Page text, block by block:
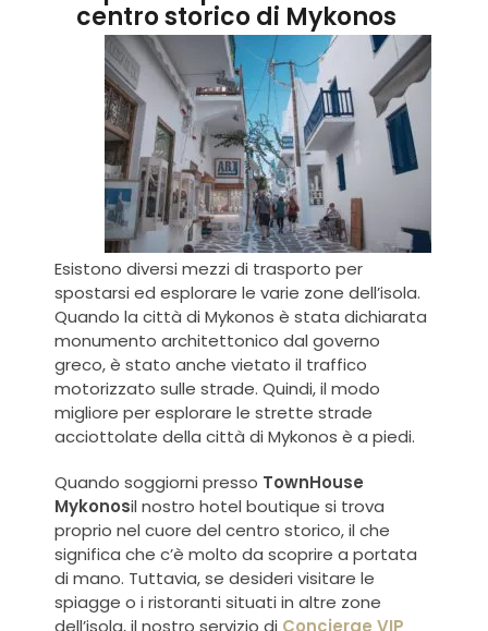
centro storico di Mykonos
Esistono diversi mezzi di trasporto per
spostarsi ed esplorare le varie zone dell’isola.
Quando la città di Mykonos è stata dichiarata
monumento architettonico dal governo
greco, è stato anche vietato il traffico
motorizzato sulle strade. Quindi, il modo
migliore per esplorare le strette strade
acciottolate della città di Mykonos è a piedi.
Quando soggiorni presso TownHouse
Mykonosil nostro hotel boutique si trova
proprio nel cuore del centro storico, il che
significa che c’è molto da scoprire a portata
di mano. Tuttavia, se desideri visitare le
spiagge o i ristoranti situati in altre zone
dell’isola, il nostro servizio di Concierge VIP